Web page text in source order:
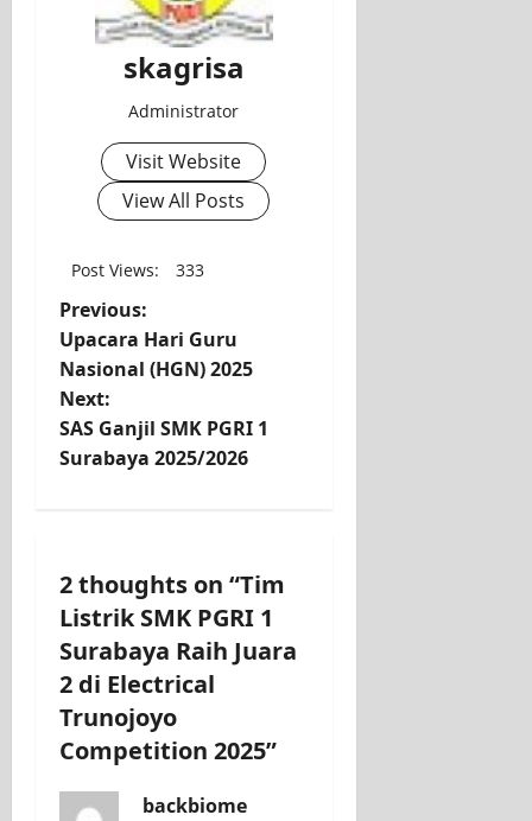
skagrisa
Administrator
Visit Website
View All Posts
Post Views: 333
Previous:
Upacara Hari Guru
Nasional (HGN) 2025
Next:
SAS Ganjil SMK PGRI 1
Surabaya 2025/2026
2 thoughts on “Tim
Listrik SMK PGRI 1
Surabaya Raih Juara
2 di Electrical
Trunojoyo
Competition 2025”
backbiome